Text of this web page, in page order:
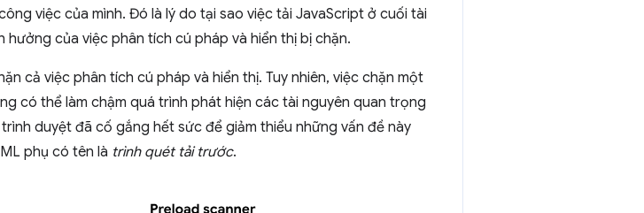
việc của mình. Đó là lý do tại sao việc tải JavaScript ở cuối tài
của việc phân tích cú pháp và hiển thị bị chặn.
cả việc phân tích cú pháp và hiển thị. Tuy nhiên, việc chặn một
có thể làm chậm quá trình phát hiện các tài nguyên quan trọng
duyệt đã cố gắng hết sức để giảm thiểu những vấn đề này
phụ có tên là trình quét tải trước.